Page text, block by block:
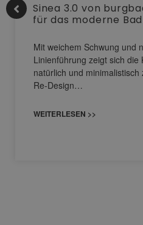
Sinea 3.0 von
für das moderne Bad
Mit weichem Schwung und
Linienführung zeigt sich die
natürlich und
Re-Design…
WEITERLESEN >>